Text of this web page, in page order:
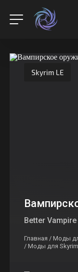
Skyrim LE
Better
Главная / Моды
/ Моды для